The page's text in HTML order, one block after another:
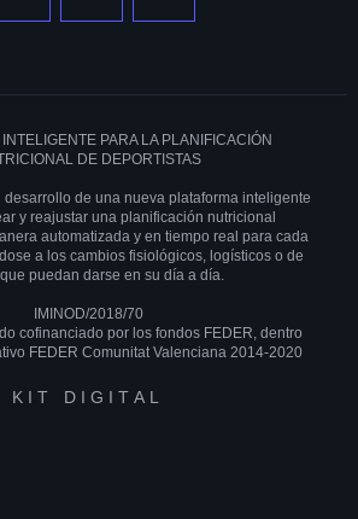
INTELIGENTE PARA LA PLANIFICACIÓN
DE DEPORTISTAS
desarrollo de una nueva plataforma inteligente
y reajustar una planificación nutricional
automatizada y en tiempo real para cada
a los cambios fisiológicos, logísticos o de
puedan darse en su día a día.
IMINOD/2018/70
cofinanciado por los fondos FEDER, dentro
FEDER Comunitat Valenciana 2014-2020
KIT DIGITAL